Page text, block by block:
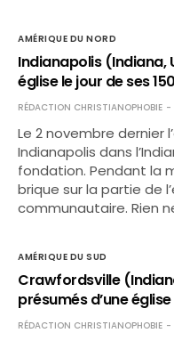
AMÉRIQUE DU NORD
Indianapolis (Indiana,
église le jour de ses
RÉDACTION CHRISTIANOPHOBIE
Le 2 novembre dernier
Indianapolis dans
fondation. Pendant la
brique sur la partie de
communautaire. Rien
AMÉRIQUE DU SUD
Crawfordsville
présumés d’une
RÉDACTION CHRISTIANOPHOBIE